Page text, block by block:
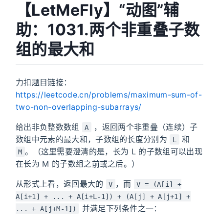
【LetMeFly】“动图”辅
助：1031.两个非重叠子数
组的最大和
力扣题目链接：
https://leetcode.cn/problems/maximum-sum-of-
two-non-overlapping-subarrays/
给出非负整数数组 A
，返回两个非重叠（连续）子
数组中元素的最大和，子数组的长度分别为
L 和
M 。（这里需要澄清的是，长为 L 的子数组可以出现
在长为 M 的子数组之前或之后。）
从形式上看，返回最大的 V ，而
V = (A[i] +
A[i+1] + ... + A[i+L-1]) + (A[j] + A[j+1] +
... + A[j+M-1])
并满足下列条件之一：